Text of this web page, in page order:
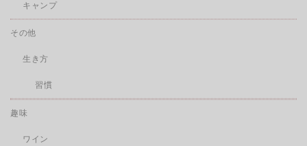
キャンプ
その他
生き方
習慣
趣味
ワイン